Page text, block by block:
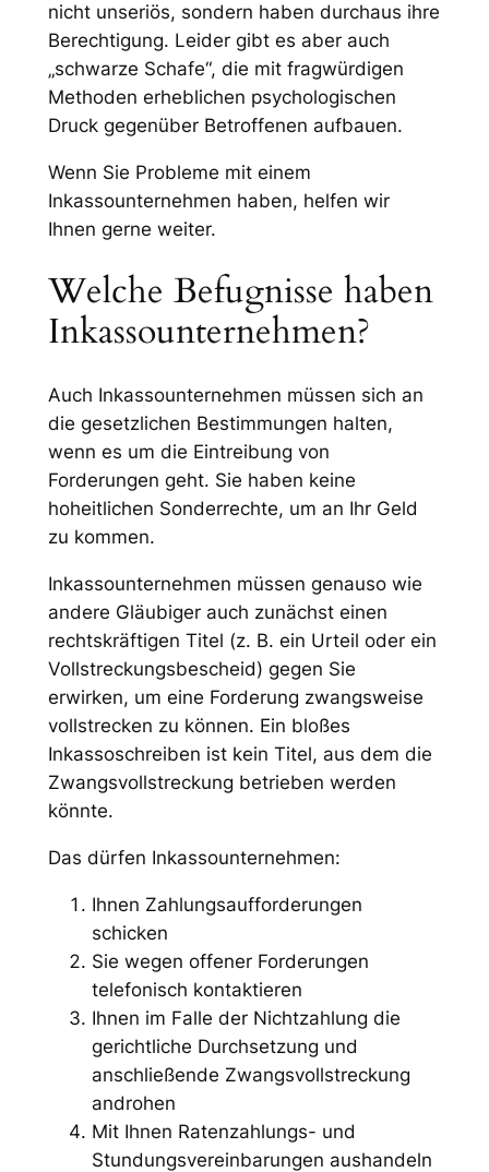
nicht unseriös, sondern haben durchaus ihre
Berechtigung. Leider gibt es aber auch
„schwarze Schafe“, die mit fragwürdigen
Methoden erheblichen psychologischen
Druck gegenüber Betroffenen aufbauen.
Wenn Sie Probleme mit einem
Inkassounternehmen haben, helfen wir
Ihnen gerne weiter.
Welche Befugnisse haben
Inkassounternehmen?
Auch Inkassounternehmen müssen sich an
die gesetzlichen Bestimmungen halten,
wenn es um die Eintreibung von
Forderungen geht. Sie haben keine
hoheitlichen Sonderrechte, um an Ihr Geld
zu kommen.
Inkassounternehmen müssen genauso wie
andere Gläubiger auch zunächst einen
rechtskräftigen Titel (z. B. ein Urteil oder ein
Vollstreckungsbescheid) gegen Sie
erwirken, um eine Forderung zwangsweise
vollstrecken zu können. Ein bloßes
Inkassoschreiben ist kein Titel, aus dem die
Zwangsvollstreckung betrieben werden
könnte.
Das dürfen Inkassounternehmen:
Ihnen Zahlungsaufforderungen
schicken
Sie wegen offener Forderungen
telefonisch kontaktieren
Ihnen im Falle der Nichtzahlung die
gerichtliche Durchsetzung und
anschließende Zwangsvollstreckung
androhen
Mit Ihnen Ratenzahlungs- und
Stundungsvereinbarungen aushandeln